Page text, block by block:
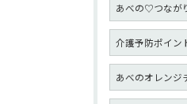
あべの♡つなが
介護予防ポイン
あべのオレンジ